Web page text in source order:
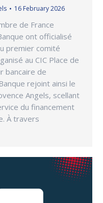
16 February 2026
de France
ont officialisé
premier comité
au CIC Place de
bancaire de
rejoint ainsi le
Angels, scellant
du financement
À travers